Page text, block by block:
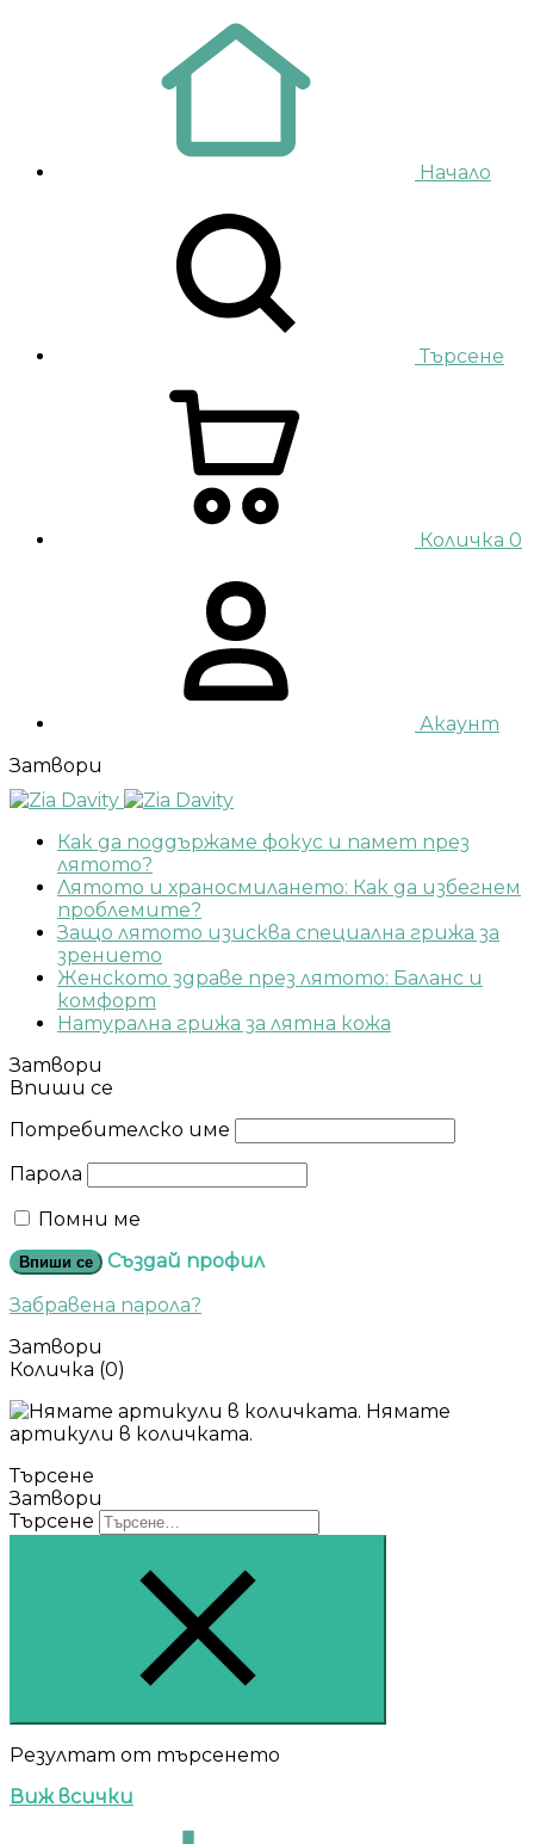
Начало
Търсене
Количка 0
Акаунт
Затвори
Как да поддържаме фокус и памет през
лятото?
Лятото и храносмилането: Как да избегнем
проблемите?
Защо лятото изисква специална грижа за
зрението
Женското здраве през лятото: Баланс и
комфорт
Натурална грижа за лятна кожа
Затвори
Впиши се
Потребителско име
Парола
Помни ме
Впиши се
Създай профил
Забравена парола?
Затвори
Количка (0)
Нямате
артикули в количката.
Търсене
Затвори
Търсене
Резултат от търсенето
Виж всички